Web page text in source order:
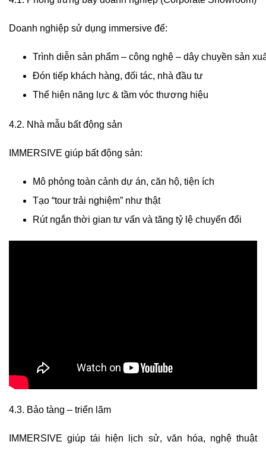
Doanh nghiệp sử dụng immersive để:
Trình diễn sản phẩm – công nghệ – dây chuyền sản
Đón tiếp khách hàng, đối tác, nhà đầu tư
Thể hiện năng lực & tầm vóc thương hiệu
4.2. Nhà mẫu bất động sản
IMMERSIVE giúp bất động sản:
Mô phỏng toàn cảnh dự án, căn hộ, tiện ích
Tạo “tour trải nghiệm” như thật
Rút ngắn thời gian tư vấn và tăng tỷ lệ chuyển đổi
4.3. Bảo tàng – triển lãm
IMMERSIVE giúp tái hiện lịch sử, văn hóa, nghệ thuật